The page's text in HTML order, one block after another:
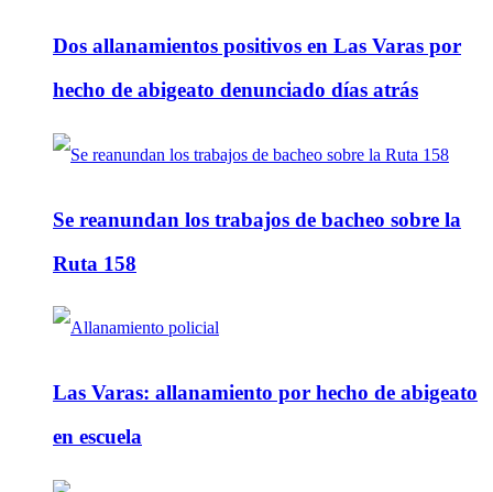
Dos allanamientos positivos en Las Varas por
hecho de abigeato denunciado días atrás
Se reanundan los trabajos de bacheo sobre la
Ruta 158
Las Varas: allanamiento por hecho de abigeato
en escuela